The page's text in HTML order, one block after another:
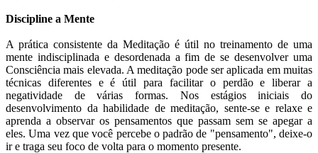
Discipline a Mente
A prática consistente da Meditação é útil no treinamento de uma
mente indisciplinada e desordenada a fim de se desenvolver uma
Consciência mais elevada. A meditação pode ser aplicada em muitas
técnicas diferentes e é útil para facilitar o perdão e liberar a
negatividade de várias formas. Nos estágios iniciais do
desenvolvimento da habilidade de meditação, sente-se e relaxe e
aprenda a observar os pensamentos que passam sem se apegar a
eles. Uma vez que você percebe o padrão de "pensamento", deixe-o
ir e traga seu foco de volta para o momento presente.